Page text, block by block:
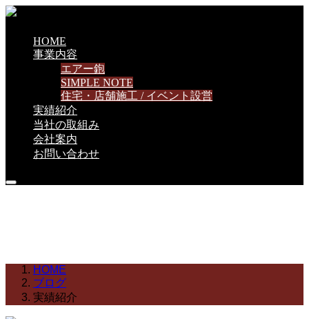
HOME
事業内容
エアー鉋
SIMPLE NOTE
住宅・店舗施工 / イベント設営
実績紹介
当社の取組み
会社案内
お問い合わせ
HOME
ブログ
実績紹介